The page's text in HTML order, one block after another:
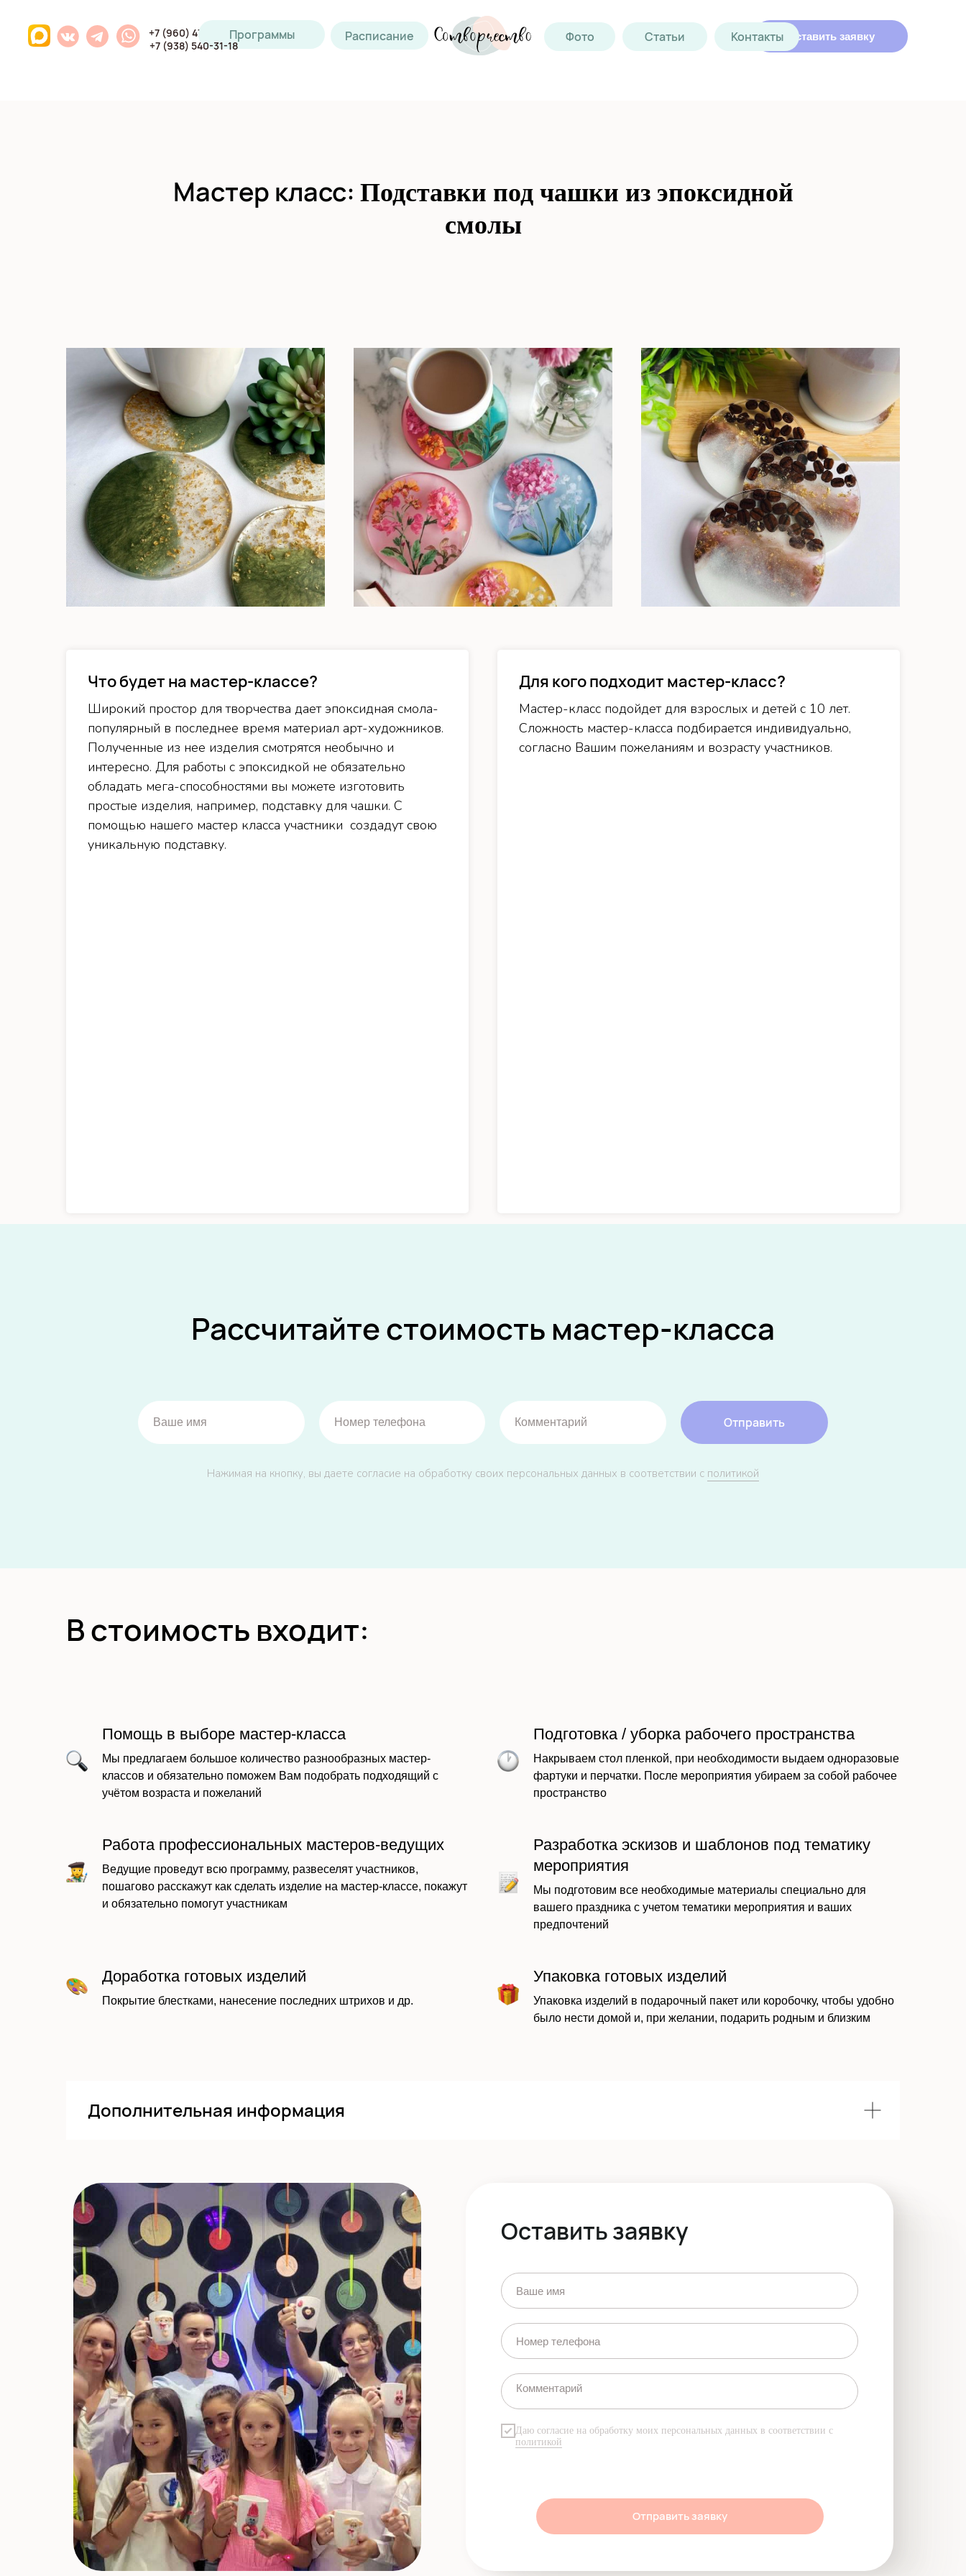
+7 (960) 471-93-64 Оставить заявку
Программы Расписание Фото Статьи Контакты
+7 (938) 540-31-18
Мастер класс: Подставки под чашки из эпоксидной
смолы
Что будет на мастер-классе?
Широкий простор для творчества дает эпоксидная смола-
популярный в последнее время материал арт-художников.
Полученные из нее изделия смотрятся необычно и
интересно. Для работы с эпоксидкой не обязательно
обладать мега-способностями вы можете изготовить
простые изделия, например, подставку для чашки. С
помощью нашего мастер класса участники создадут свою
уникальную подставку.
Для кого подходит мастер-класс?
Мастер-класс подойдет для взрослых и детей с 10 лет.
Сложность мастер-класса подбирается индивидуально,
согласно Вашим пожеланиям и возрасту участников.
Рассчитайте стоимость мастер-класса
Отправить
Нажимая на кнопку, вы даете согласие на обработку своих персональных данных в соответствии с политикой
В стоимость входит:
Помощь в выборе мастер-класса
Мы предлагаем большое количество разнообразных мастер-
классов и обязательно поможем Вам подобрать подходящий с
учётом возраста и пожеланий
Подготовка / уборка рабочего пространства
Накрываем стол пленкой, при необходимости выдаем одноразовые
фартуки и перчатки. После мероприятия убираем за собой рабочее
пространство
Работа профессиональных мастеров-ведущих
Ведущие проведут всю программу, развеселят участников,
пошагово расскажут как сделать изделие на мастер-классе, покажут
и обязательно помогут участникам
Разработка эскизов и шаблонов под тематику
мероприятия
Мы подготовим все необходимые материалы специально для
вашего праздника с учетом тематики мероприятия и ваших
предпочтений
Доработка готовых изделий
Покрытие блестками, нанесение последних штрихов и др.
Упаковка готовых изделий
Упаковка изделий в подарочный пакет или коробочку, чтобы удобно
было нести домой и, при желании, подарить родным и близким
Дополнительная информация
Оставить заявку
Даю согласие на обработку моих персональных данных в соответствии с
политикой
Отправить заявку